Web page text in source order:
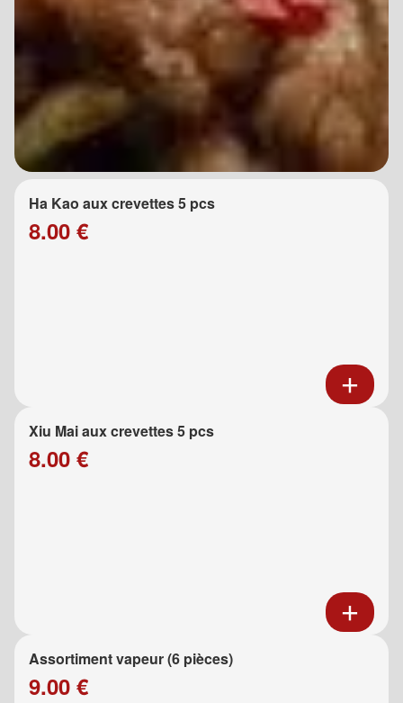
Ha Kao aux crevettes 5 pcs
8.00 €
Xiu Mai aux crevettes 5 pcs
8.00 €
Assortiment vapeur (6 pièces)
9.00 €